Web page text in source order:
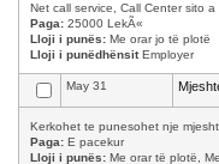
Net call service, Call Center sito
Paga: 25000 LekÃ«
Lloji i punës: Me orar jo të plotë
Lloji i punëdhënsitEmployer
May 31
Kerkohet te punesohet nje
Paga: E pacekur
Lloji i punës: Me orar të plotë,